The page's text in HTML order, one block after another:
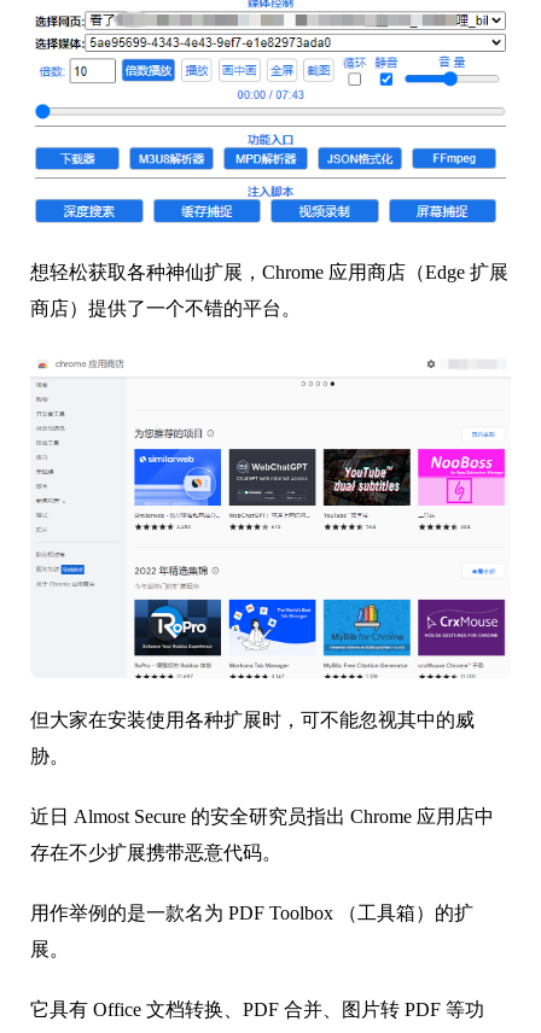
想轻松获取各种神仙扩展，Chrome 应用商店（Edge 扩展
商店）提供了一个不错的平台。
但大家在安装使用各种扩展时，可不能忽视其中的威
胁。
近日 Almost Secure 的安全研究员指出 Chrome 应用店中
存在不少扩展携带恶意代码。
用作举例的是一款名为 PDF Toolbox （工具箱）的扩
展。
它具有 Office 文档转换、PDF 合并、图片转 PDF 等功